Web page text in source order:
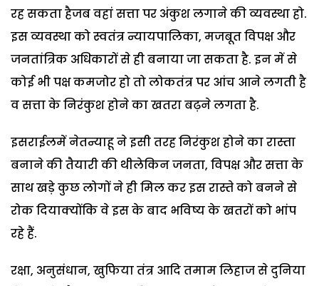
रह सकता हैजब वहां सत्ता पर अंकुश लगाने की व्यवस्था हो.
इस व्यवस्था को स्वतंत्र न्यायपालिका, मजबूत विपक्ष और
जनतांत्रिक अधिकारों से ही बनाया जा सकता है. इन में से
कोई भी पक्ष कमजोर हो तो लोकतंत्र पर आंच आने लगती है
व सत्ता के निरंकुश होने का खतरा बढ़ने लगता है.
इसराईलमें नेतन्याहू ने इसी तरह निरंकुश होने का रास्ता
बनाने की तैयारी की थीलेकिन जनता, विपक्ष और सत्ता के
साथ खड़े कुछ लोगों ने ही मिल कर इस रास्ते को बनने से
रोक दियाक्योंकि वे इस के बाद भविष्य के खतरों को भांप
रहे हैं.
रक्षा, अनुसंधान, खुफिया तंत्र आदि तमाम लिहाज से दुनिया